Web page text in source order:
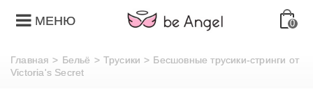
МЕНЮ 0
Главная > Бельё > Трусики > Бесшовные трусики-стринги от
Victoria's Secret